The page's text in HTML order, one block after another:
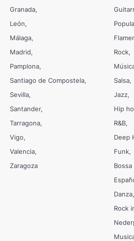
Granada
León
Málaga
Madrid
Pamplona
Santiago de Compostela
Sevilla
Santander
Tarragona
Vigo
Valencia
Zaragoza
Rock
Salsa
Jazz
Hip
R&B
Deep
Funk
Danza
Rock